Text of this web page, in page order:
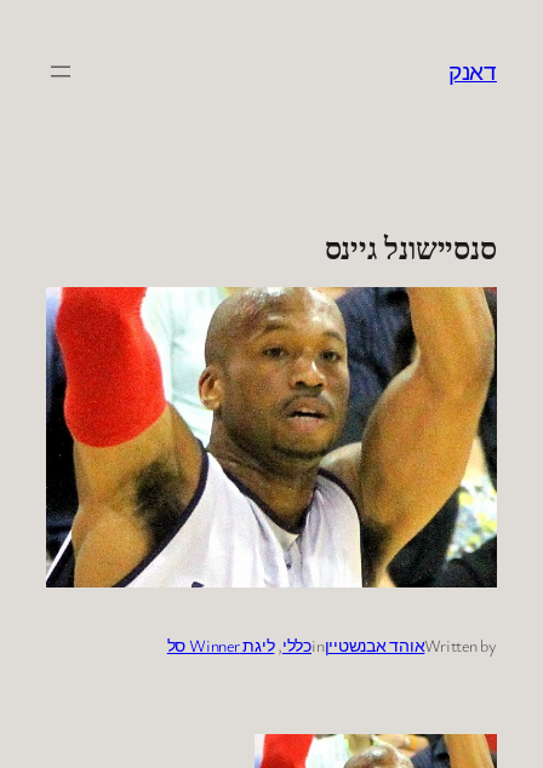
דאנק
סנסיישונל גיינס
Written byאוהד אבנשטייןinכללי, ליגת Winner סל